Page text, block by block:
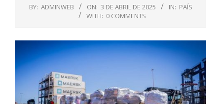
BY: ADMINWEB ON: 3 DE ABRIL DE 2025 IN: PAÍS
WITH: 0 COMMENTS